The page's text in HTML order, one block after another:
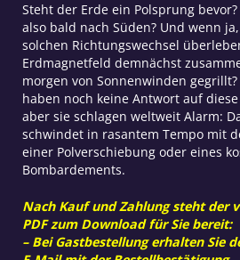
Steht der Erde ein Polsprung
also bald nach Süden? Und wenn
solchen Richtungswechsel
Erdmagnetfeld demnächst
morgen von Sonnenwinden
haben noch keine Antwort auf
aber sie schlagen weltweit Alarm:
schwindet in rasantem Tempo mit
einer Polverschiebung oder eines
Bombardements.
Nach Kauf und Zahlung steht der
PDF zum Download für Sie bereit:
– Bei Gastbestellung erhalten Sie